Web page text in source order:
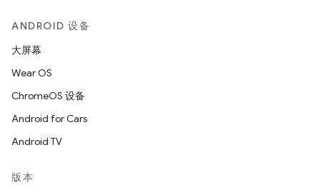
ANDROID 设备
大屏幕
Wear OS
ChromeOS 设备
Android for Cars
Android TV
版本